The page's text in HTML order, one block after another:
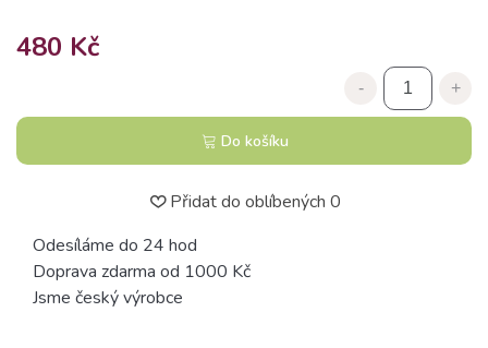
480 Kč
- +
Do košíku
Přidat do oblíbených 0
Odesíláme do 24 hod
Doprava zdarma od 1000 Kč
Jsme český výrobce